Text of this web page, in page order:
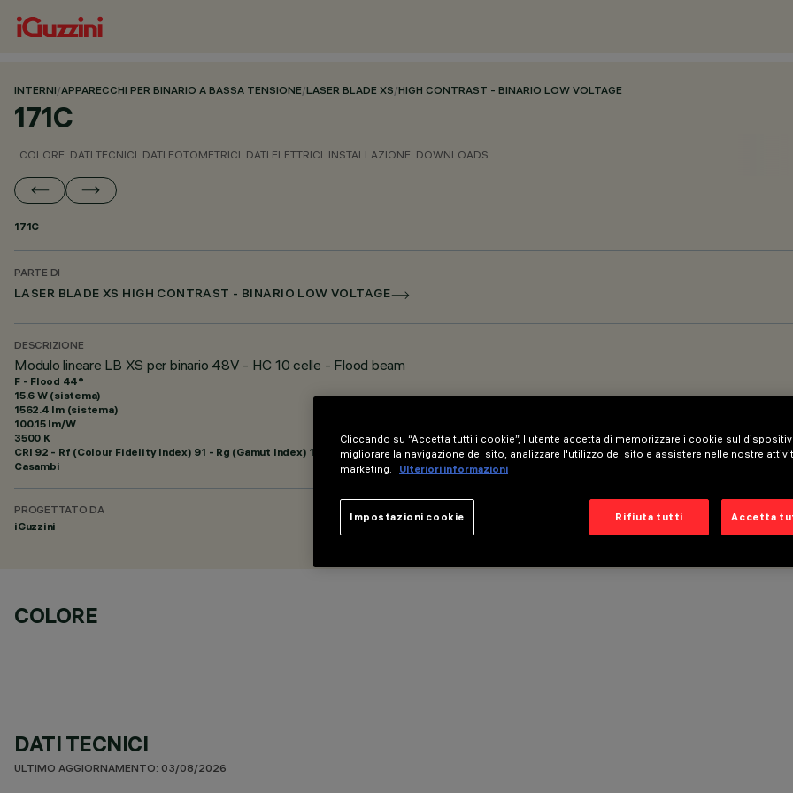
INTERNI/APPARECCHI PER BINARIO A BASSA TENSIONE/LASER BLADE XS/HIGH CONTRAST - BINARIO LOW VOLTAGE
171C
COLORE DATI TECNICI DATI FOTOMETRICI DATI ELETTRICI INSTALLAZIONE DOWNLOADS
171C
PARTE DI
LASER BLADE XS HIGH CONTRAST - BINARIO LOW VOLTAGE
DESCRIZIONE
Modulo lineare LB XS per binario 48V - HC 10 celle - Flood beam
F - Flood 44°
15.6 W (sistema)
1562.4 lm (sistema)
100.15 lm/W
3500 K
CRI 92 - Rf (Colour Fidelity Index) 91 - Rg (Gamut Index) 102
Casambi
PROGETTATO DA
iGuzzini
COLORE
DATI TECNICI
ULTIMO AGGIORNAMENTO: 03/08/2026
Cliccando su “Accetta tutti i cookie”, l'utente accetta di memorizzare i cookie sul
migliorare la navigazione del sito, analizzare l'utilizzo del sito e assistere nelle nostre
marketing.
Ulteriori informazioni
Rifiuta tutti Accetta
Impostazioni cookie